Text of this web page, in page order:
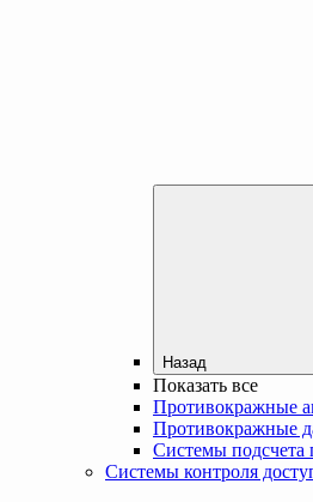
Назад
Показать все
Противокражные
Противокражные
Системы подсчета
Системы контроля